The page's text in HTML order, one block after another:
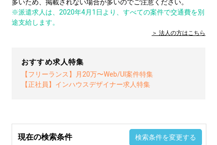
多いため、掲載されない場合が多いのでご注意ください。
※派遣求人は、2020年4月1日より、すべての案件で交通費を別
途支給します。
法人の方はこちら
おすすめ求人特集
【フリーランス】月20万〜Web/UI案件特集
【正社員】インハウスデザイナー求人特集
現在の検索条件 検索条件を変更する